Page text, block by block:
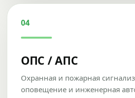
04
ОПС / АПС
Охранная и пожарная
оповещение и инженерная